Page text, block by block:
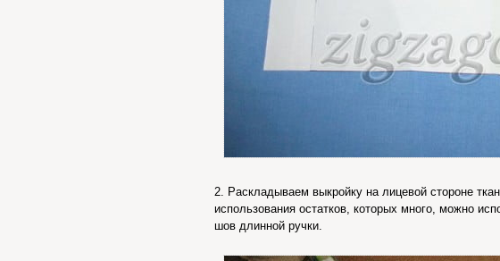
2. Раскладываем выкройку на лицевой стороне
использования остатков, которых много, можно
шов длинной ручки.